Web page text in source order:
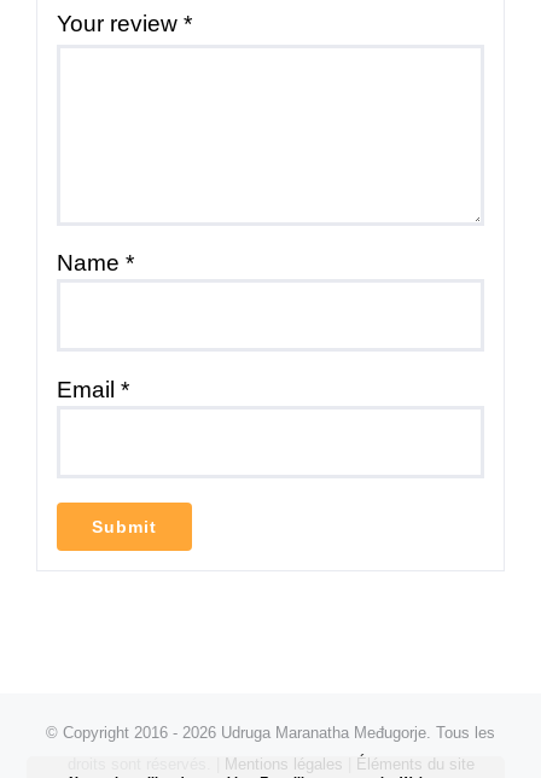
Your review *
Name *
Email *
© Copyright 2016 - 2026 Udruga Maranatha Međugorje. Tous les
Mentions légales
Éléments du site